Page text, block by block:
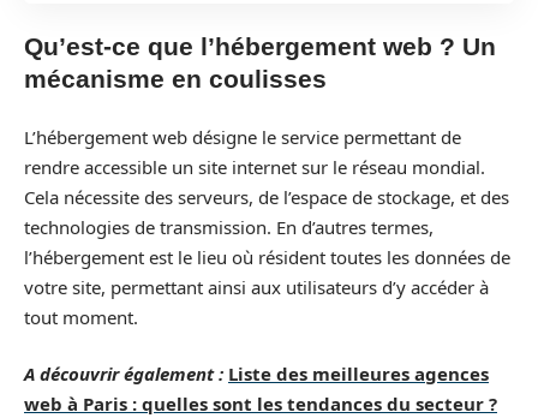
Qu’est-ce que l’hébergement web ? Un
mécanisme en coulisses
L’hébergement web désigne le service permettant de
rendre accessible un site internet sur le réseau mondial.
Cela nécessite des serveurs, de l’espace de stockage, et des
technologies de transmission. En d’autres termes,
l’hébergement est le lieu où résident toutes les données de
votre site, permettant ainsi aux utilisateurs d’y accéder à
tout moment.
A découvrir également : Liste des meilleures agences
web à Paris : quelles sont les tendances du secteur ?